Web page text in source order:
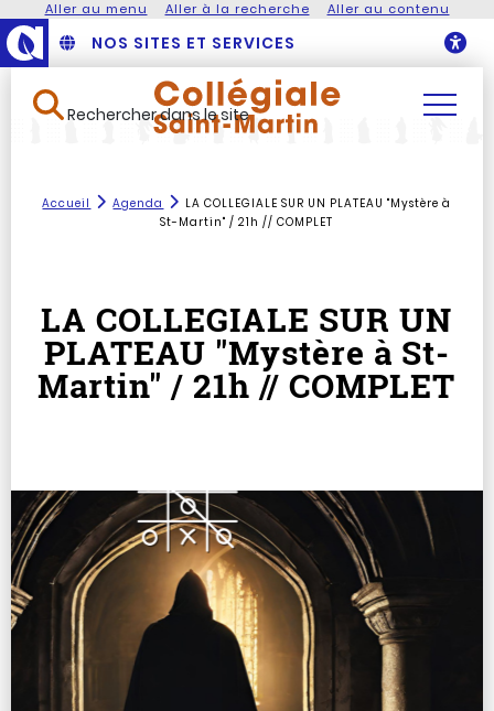
Aller au menu Aller à la recherche Aller au contenu
NOS SITES ET SERVICES
Rechercher dans le site
Accueil Agenda
LA COLLEGIALE SUR UN PLATEAU "Mystère à
St-Martin" / 21h // COMPLET
LA COLLEGIALE SUR UN
PLATEAU "Mystère à St-
Martin" / 21h // COMPLET